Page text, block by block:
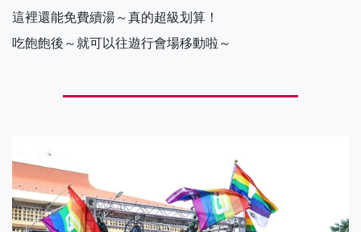
這裡還能免費續湯～真的超級划算！
吃飽飽後～就可以往遊行會場移動啦～